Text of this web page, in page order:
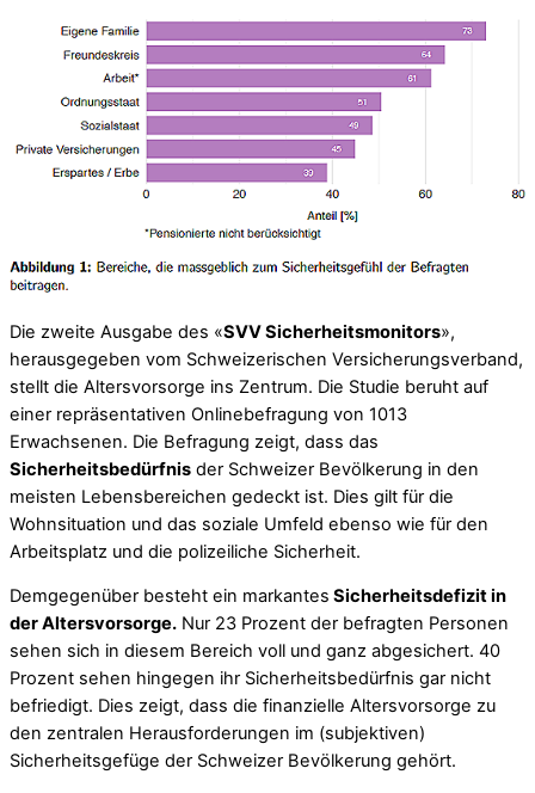
Die zweite Ausgabe des «SVV Sicherheitsmonitors»,
herausgegeben vom Schweizerischen Versicherungsverband,
stellt die Altersvorsorge ins Zentrum. Die Studie beruht auf
einer repräsentativen Onlinebefragung von 1013
Erwachsenen. Die Befragung zeigt, dass das
Sicherheitsbedürfnis der Schweizer Bevölkerung in den
meisten Lebensbereichen gedeckt ist. Dies gilt für die
Wohnsituation und das soziale Umfeld ebenso wie für den
Arbeitsplatz und die polizeiliche Sicherheit.
Demgegenüber besteht ein markantes Sicherheitsdefizit in
der Altersvorsorge. Nur 23 Prozent der befragten Personen
sehen sich in diesem Bereich voll und ganz abgesichert. 40
Prozent sehen hingegen ihr Sicherheitsbedürfnis gar nicht
befriedigt. Dies zeigt, dass die finanzielle Altersvorsorge zu
den zentralen Herausforderungen im (subjektiven)
Sicherheitsgefüge der Schweizer Bevölkerung gehört.